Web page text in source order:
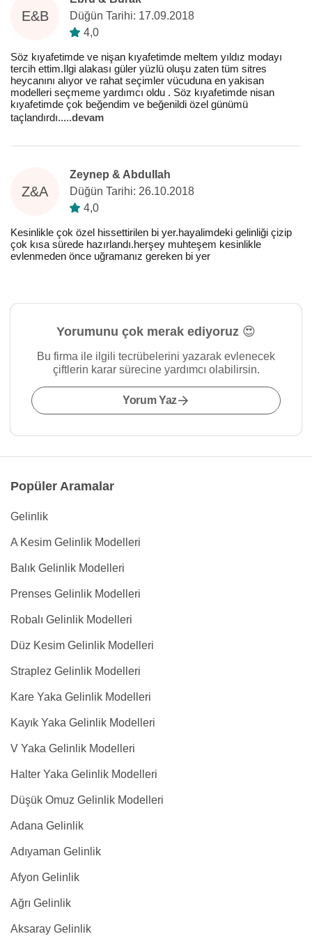
E&B
Düğün Tarihi: 17.09.2018
4,0
Söz kıyafetimde ve nişan kıyafetimde meltem yıldız modayı
tercih ettim.Ilgi alakası güler yüzlü oluşu zaten tüm sitres
heycanını alıyor ve rahat seçimler vücuduna en yakisan
modelleri seçmeme yardımcı oldu . Söz kıyafetimde nisan
kıyafetimde çok beğendim ve beğenildi özel günümü
taçlandırdı.....devam
Z&A
Zeynep & Abdullah
Düğün Tarihi: 26.10.2018
4,0
Kesinlikle çok özel hissettirilen bi yer.hayalimdeki gelinliği çizip
çok kısa sürede hazırlandı.herşey muhteşem kesinlikle
evlenmeden önce uğramanız gereken bi yer
Yorumunu çok merak ediyoruz 😍
Bu firma ile ilgili tecrübelerini yazarak evlenecek
çiftlerin karar sürecine yardımcı olabilirsin.
Yorum Yaz
Popüler Aramalar
Gelinlik
A Kesim Gelinlik Modelleri
Balık Gelinlik Modelleri
Prenses Gelinlik Modelleri
Robalı Gelinlik Modelleri
Düz Kesim Gelinlik Modelleri
Straplez Gelinlik Modelleri
Kare Yaka Gelinlik Modelleri
Kayık Yaka Gelinlik Modelleri
V Yaka Gelinlik Modelleri
Halter Yaka Gelinlik Modelleri
Düşük Omuz Gelinlik Modelleri
Adana Gelinlik
Adıyaman Gelinlik
Afyon Gelinlik
Ağrı Gelinlik
Aksaray Gelinlik